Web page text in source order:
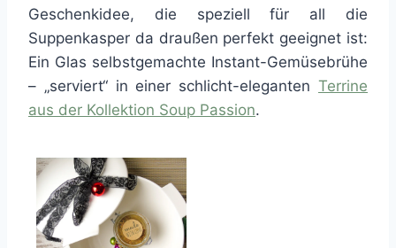
Geschenkidee, die speziell für all die
Suppenkasper da draußen perfekt geeignet ist:
Ein Glas selbstgemachte Instant-Gemüsebrühe
– „serviert“ in einer schlicht-eleganten Terrine
aus der Kollektion Soup Passion.